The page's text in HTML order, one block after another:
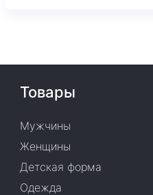
Товары
Мужчины
Женщины
Детская форма
Одежда